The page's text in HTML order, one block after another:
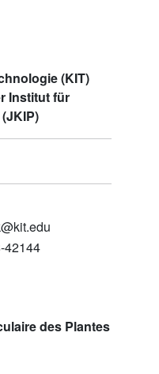
(KIT)
Institut für
42144
des Plantes